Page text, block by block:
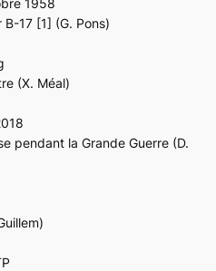
17 [1] (G. Pons)
(X. Méal)
pendant la Grande Guerre (D.